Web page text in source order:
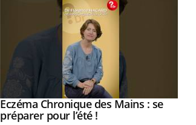
Youtube
Eczéma Chronique des Mains : se
préparer pour l’été !Youtube